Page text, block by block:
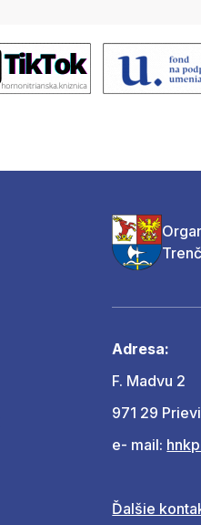
Adresa:
F. Madvu 2
971 29
e- mail:
Ďalšie